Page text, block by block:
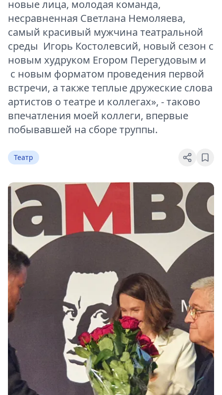
новые лица, молодая команда,
несравненная Светлана Немоляева,
самый красивый мужчина театральной
среды Игорь Костолевсий, новый сезон с
новым худруком Егором Перегудовым и
с новым форматом проведения первой
встречи, а также теплые дружеские слова
артистов о театре и коллегах», - таково
впечатления моей коллеги, впервые
побывавшей на сборе труппы.
Театр